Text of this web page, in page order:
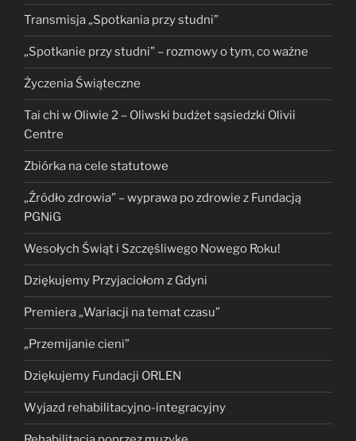
Transmisja „Spotkania przy studni”
„Spotkanie przy studni” – rozmowy o tym, co ważne
Życzenia Świąteczne
Tai chi w Oliwie 2 – Oliwski budżet sąsiedzki Olivii
Centre
Zbiórka na cele statutowe
„Źródło zdrowia” – wyprawa po zdrowie z Fundacją
PGNiG
Wesołych Świąt i Szczęśliwego Nowego Roku!
Dziękujemy Przyjaciołom z Gdyni
Premiera „Wariacji na temat czasu”
„Przemijanie cieni”
Dziękujemy Fundacji ORLEN
Wyjazd rehabilitacyjno-integracyjny